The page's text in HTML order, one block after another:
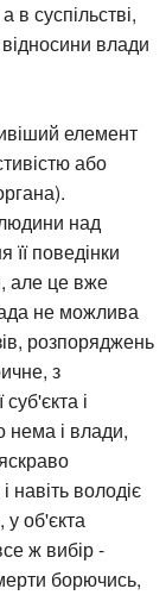
в суспільстві,
влади
елемент
або
над
поведінки
але це вже
не можлива
розпоряджень
з
і
нема і влади,
володіє
об'єкта
ж вибір -
борючись,